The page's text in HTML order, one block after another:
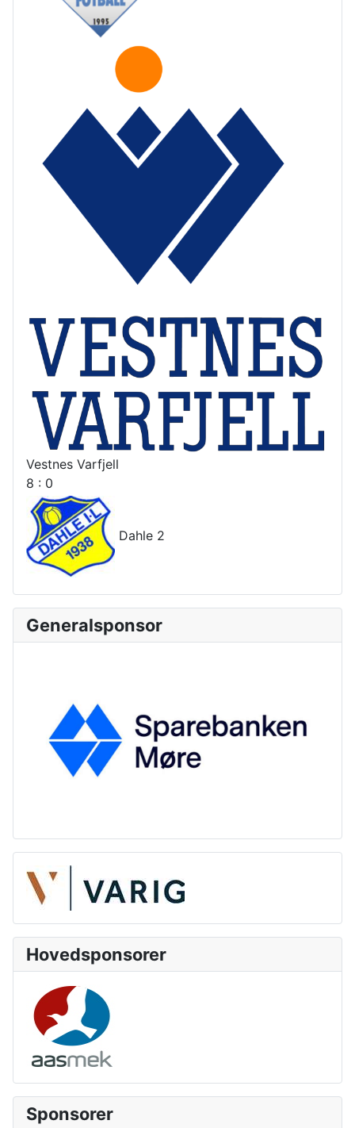
Vestnes Varfjell
8 : 0
Dahle 2
Generalsponsor
Hovedsponsorer
Sponsorer